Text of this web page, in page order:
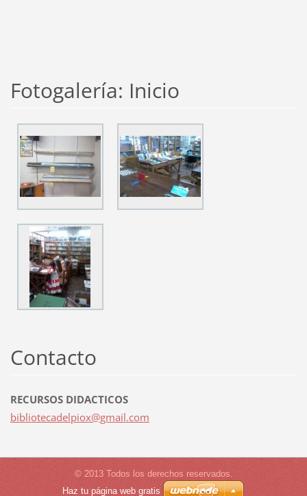
Fotogalería: Inicio
Contacto
RECURSOS DIDACTICOS
bibliotecadelpiox@gmail.com
© 2013 Todos los derechos reservados.
Haz tu página web gratis